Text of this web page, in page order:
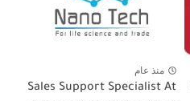
منذ عام
Sales Support Specialist At